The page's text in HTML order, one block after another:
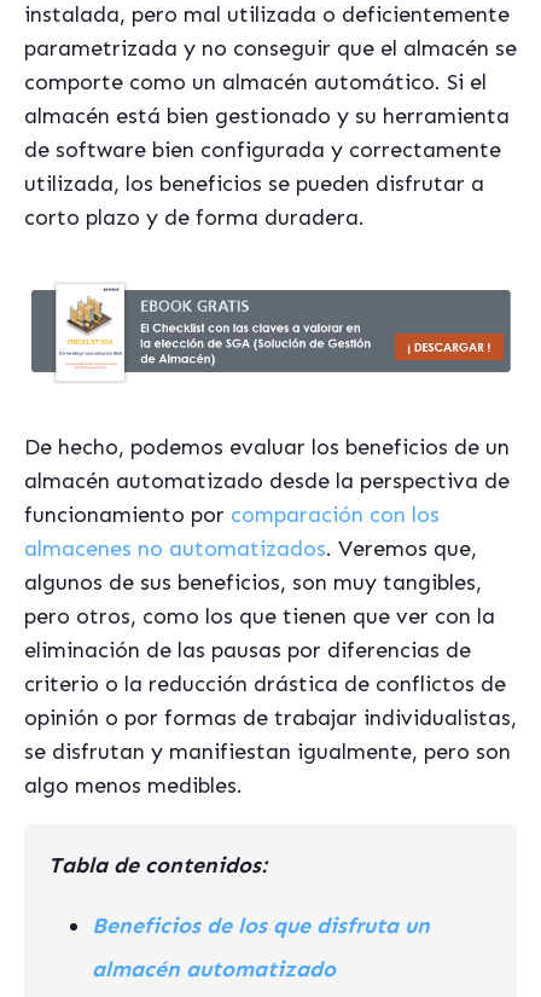
instalada, pero mal utilizada o deficientemente
parametrizada y no conseguir que el almacén se
comporte como un almacén automático. Si el
almacén está bien gestionado y su herramienta
de software bien configurada y correctamente
utilizada, los beneficios se pueden disfrutar a
corto plazo y de forma duradera.
De hecho, podemos evaluar los beneficios de un
almacén automatizado desde la perspectiva de
funcionamiento por comparación con los
almacenes no automatizados. Veremos que,
algunos de sus beneficios, son muy tangibles,
pero otros, como los que tienen que ver con la
eliminación de las pausas por diferencias de
criterio o la reducción drástica de conflictos de
opinión o por formas de trabajar individualistas,
se disfrutan y manifiestan igualmente, pero son
algo menos medibles.
Tabla de contenidos:
Beneficios de los que disfruta un
almacén automatizado